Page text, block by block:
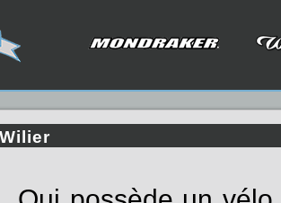
Wilier